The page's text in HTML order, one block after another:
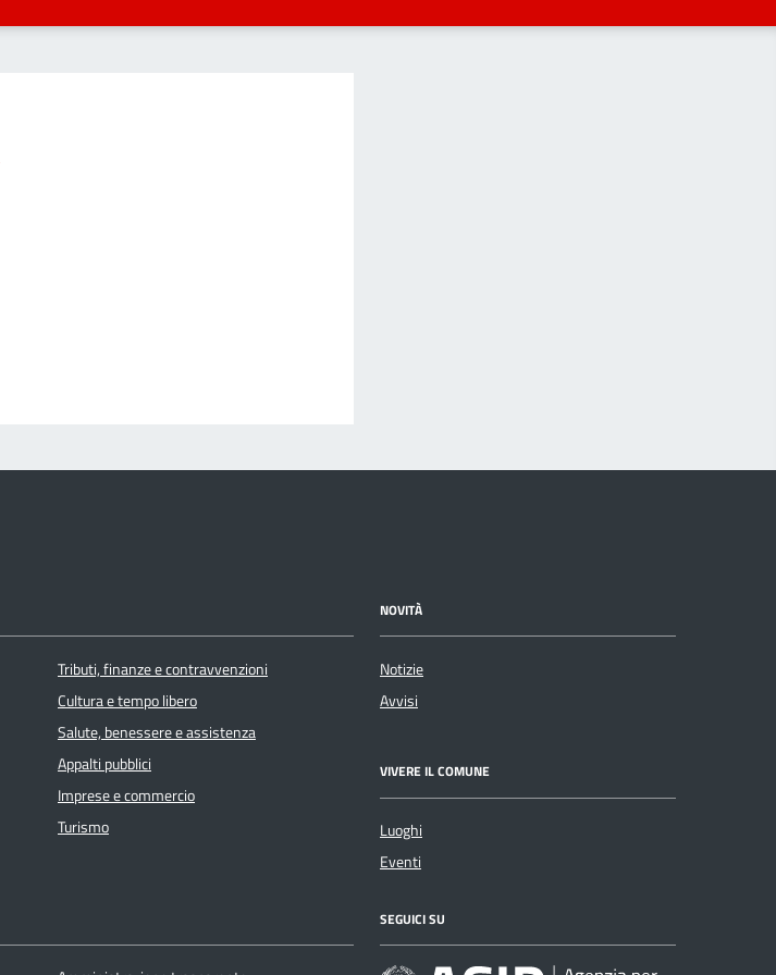
Tributi, finanze e contravvenzioni
Cultura e tempo libero
Salute, benessere e assistenza
Appalti pubblici
Imprese e commercio
Turismo
NOVITÀ
Notizie
Avvisi
VIVERE IL COMUNE
Luoghi
Eventi
SEGUICI SU